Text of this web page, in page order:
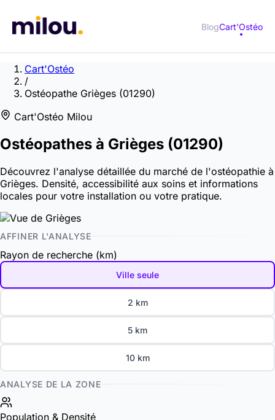
BlogCart'Ostéo
Cart'Ostéo
/
Ostéopathe Grièges (01290)
Cart'Ostéo Milou
Ostéopathes à Grièges (01290)
Découvrez l'analyse détaillée du marché de l'ostéopathie à
Grièges. Densité, accessibilité aux soins et informations
locales pour votre installation ou votre pratique.
AFFINER L'ANALYSE
Rayon de recherche (km)
Ville seule
2 km
5 km
10 km
ANALYSE DE LA ZONE
Population & Densité